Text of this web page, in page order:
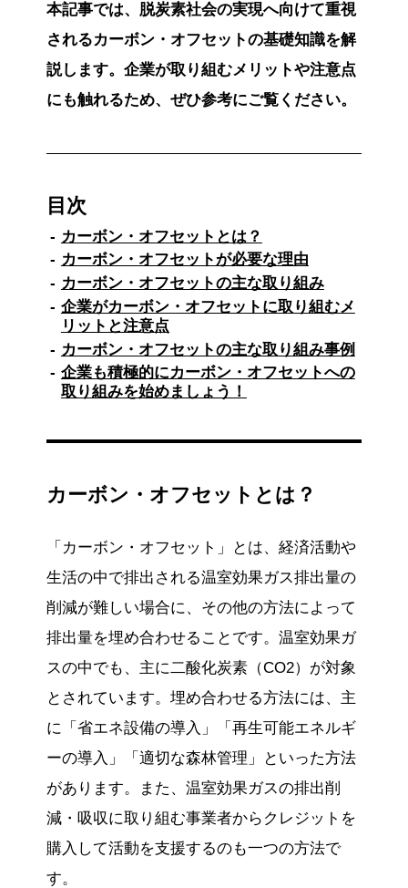
本記事では、脱炭素社会の実現へ向けて重視
されるカーボン・オフセットの基礎知識を解
説します。企業が取り組むメリットや注意点
にも触れるため、ぜひ参考にご覧ください。
目次
カーボン・オフセットとは？
カーボン・オフセットが必要な理由
カーボン・オフセットの主な取り組み
企業がカーボン・オフセットに取り組むメ
リットと注意点
カーボン・オフセットの主な取り組み事例
企業も積極的にカーボン・オフセットへの
取り組みを始めましょう！
カーボン・オフセットとは？
「カーボン・オフセット」とは、経済活動や
生活の中で排出される温室効果ガス排出量の
削減が難しい場合に、その他の方法によって
排出量を埋め合わせることです。温室効果ガ
スの中でも、主に二酸化炭素（CO2）が対象
とされています。埋め合わせる方法には、主
に「省エネ設備の導入」「再生可能エネルギ
ーの導入」「適切な森林管理」といった方法
があります。また、温室効果ガスの排出削
減・吸収に取り組む事業者からクレジットを
購入して活動を支援するのも一つの方法で
す。